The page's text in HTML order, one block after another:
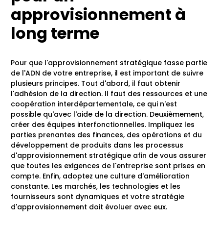
approvisionnement à
long terme
Pour que l'approvisionnement stratégique fasse partie
de l'ADN de votre entreprise, il est important de suivre
plusieurs principes. Tout d'abord, il faut obtenir
l'adhésion de la direction. Il faut des ressources et une
coopération interdépartementale, ce qui n'est
possible qu'avec l'aide de la direction. Deuxièmement,
créer des équipes interfonctionnelles. Impliquez les
parties prenantes des finances, des opérations et du
développement de produits dans les processus
d'approvisionnement stratégique afin de vous assurer
que toutes les exigences de l'entreprise sont prises en
compte. Enfin, adoptez une culture d'amélioration
constante. Les marchés, les technologies et les
fournisseurs sont dynamiques et votre stratégie
d'approvisionnement doit évoluer avec eux.